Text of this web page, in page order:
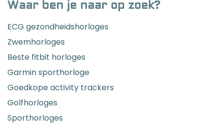
Waar ben je naar op zoek?
ECG gezondheidshorloges
Zwemhorloges
Beste fitbit horloges
Garmin sporthorloge
Goedkope activity trackers
Golfhorloges
Sporthorloges